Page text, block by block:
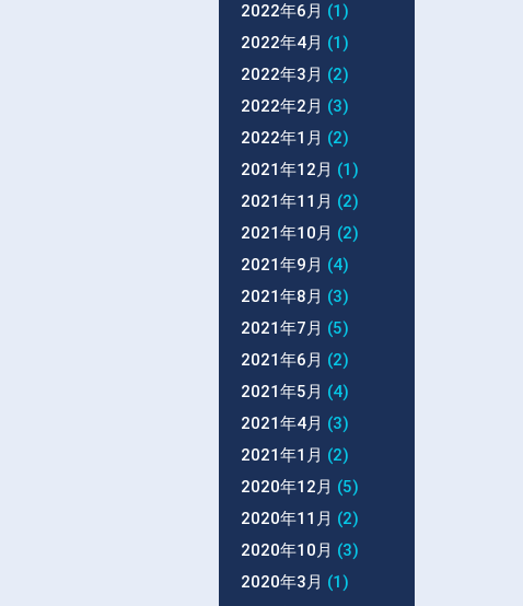
2022年6月 (1)
2022年4月 (1)
2022年3月 (2)
2022年2月 (3)
2022年1月 (2)
2021年12月 (1)
2021年11月 (2)
2021年10月 (2)
2021年9月 (4)
2021年8月 (3)
2021年7月 (5)
2021年6月 (2)
2021年5月 (4)
2021年4月 (3)
2021年1月 (2)
2020年12月 (5)
2020年11月 (2)
2020年10月 (3)
2020年3月 (1)